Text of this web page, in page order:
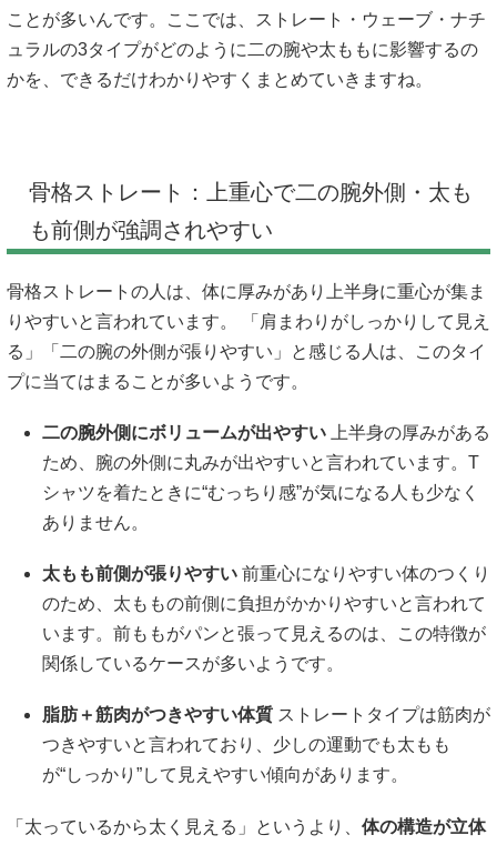
ことが多いんです。ここでは、ストレート・ウェーブ・ナチ
ュラルの3タイプがどのように二の腕や太ももに影響するの
かを、できるだけわかりやすくまとめていきますね。
骨格ストレート：上重心で二の腕外側・太も
も前側が強調されやすい
骨格ストレートの人は、体に厚みがあり上半身に重心が集ま
りやすいと言われています。 「肩まわりがしっかりして見え
る」「二の腕の外側が張りやすい」と感じる人は、このタイ
プに当てはまることが多いようです。
二の腕外側にボリュームが出やすい 上半身の厚みがある
ため、腕の外側に丸みが出やすいと言われています。T
シャツを着たときに“むっちり感”が気になる人も少なく
ありません。
太もも前側が張りやすい 前重心になりやすい体のつくり
のため、太ももの前側に負担がかかりやすいと言われて
います。前ももがパンと張って見えるのは、この特徴が
関係しているケースが多いようです。
脂肪＋筋肉がつきやすい体質 ストレートタイプは筋肉が
つきやすいと言われており、少しの運動でも太もも
が“しっかり”して見えやすい傾向があります。
「太っているから太く見える」というより、 体の構造が立体